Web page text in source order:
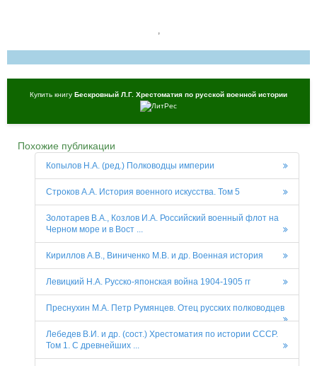
,
Купить книгу Бескровный Л.Г. Хрестоматия по русской военной истории
Похожие публикации
Копылов Н.А. (ред.) Полководцы империи
Строков А.А. История военного искусства. Том 5
Золотарев В.А., Козлов И.А. Российский военный флот на
Черном море и в Вост ...
Кириллов А.В., Виниченко М.В. и др. Военная история
Левицкий Н.А. Русско-японская война 1904-1905 гг
Преснухин М.А. Петр Румянцев. Отец русских полководцев
Лебедев В.И. и др. (сост.) Хрестоматия по истории СССР.
Том 1. С древнейших ...